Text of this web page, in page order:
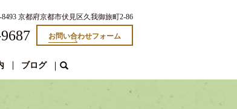
ブログ search
8493 京都府京都市伏見区久我御旅町2-86
お問い合わせフォーム